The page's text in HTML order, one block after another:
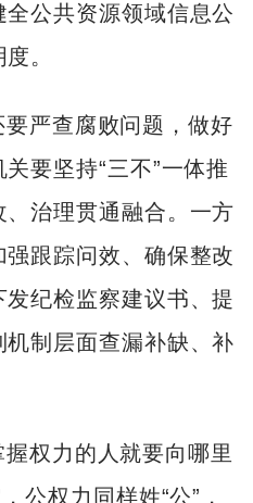
公共资源领域信息公
。
严查腐败问题，做好
要坚持“三不”一体推
治理贯通融合。一方
跟踪问效、确保整改
纪检监察建议书、提
制层面查漏补缺、补
权力的人就要向哪里
公权力同样姓“公”，